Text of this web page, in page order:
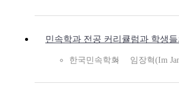
민속학과 전공 커리큘럼과 학생
한국민속학회 임장혁(Im